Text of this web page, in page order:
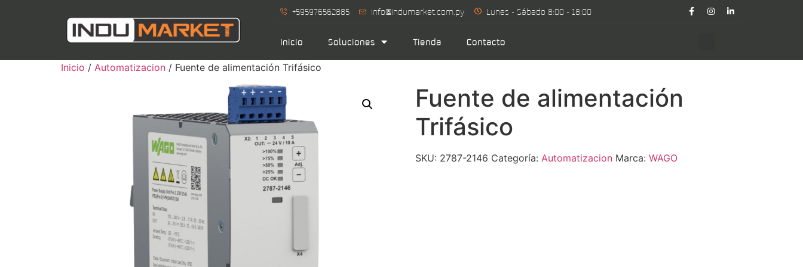
+595976562885 info@indumarket.com.py Lunes - Sábado 8:00 - 18:00
Inicio Soluciones Tienda Contacto
Inicio / Automatizacion / Fuente de alimentación Trifásico
Fuente de alimentación
Trifásico
SKU: 2787-2146 Categoría: Automatizacion Marca: WAGO